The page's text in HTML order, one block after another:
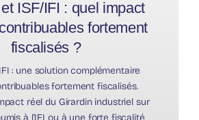
ISF/IFI : quel impact
fortement
fiscalisés ?
: une solution complémentaire
fortement fiscalisés.
réel du Girardin industriel sur